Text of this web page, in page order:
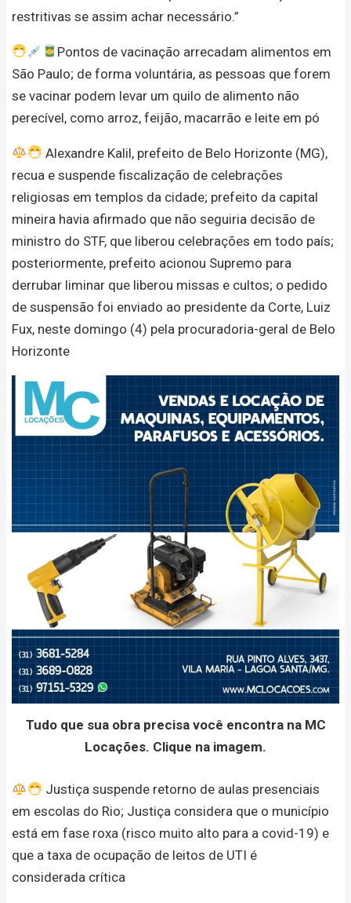
restritivas se assim achar necessário.”
Pontos de vacinação arrecadam alimentos em
São Paulo; de forma voluntária, as pessoas que forem
se vacinar podem levar um quilo de alimento não
perecível, como arroz, feijão, macarrão e leite em pó
Alexandre Kalil, prefeito de Belo Horizonte (MG),
recua e suspende fiscalização de celebrações
religiosas em templos da cidade; prefeito da capital
mineira havia afirmado que não seguiria decisão de
ministro do STF, que liberou celebrações em todo país;
posteriormente, prefeito acionou Supremo para
derrubar liminar que liberou missas e cultos; o pedido
de suspensão foi enviado ao presidente da Corte, Luiz
Fux, neste domingo (4) pela procuradoria-geral de Belo
Horizonte
Tudo que sua obra precisa você encontra na MC
Locações. Clique na imagem.
Justiça suspende retorno de aulas presenciais
em escolas do Rio; Justiça considera que o município
está em fase roxa (risco muito alto para a covid-19) e
que a taxa de ocupação de leitos de UTI é
considerada crítica